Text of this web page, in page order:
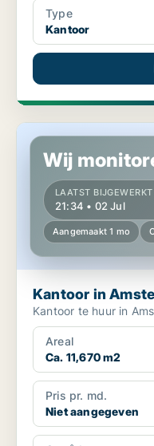
Type
Kantoor
Kantoor in Amsterdam
Wij
LAATST BIJGEWERKT
21:34 • 02 Jul
Aangemaakt 1 mo
Kantoor in
Kantoor te huur in
Areal
Ca. 11,670 m2
Pris pr. md.
Niet aangegeven